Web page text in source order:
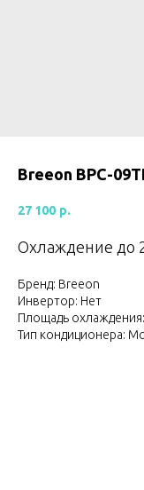
Breeon BPC-
27 100 р.
Охлаждение до
Бренд: Breeon
Инвертор: Нет
Площадь
Тип кондиционера: